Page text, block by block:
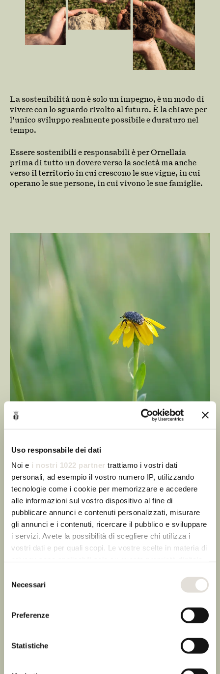
Uso responsabile dei dati
Noi e i nostri 1022 partner trattiamo i vostri dati
personali, ad esempio il vostro numero IP, utilizzando
tecnologie come i cookie per memorizzare e accedere
alle informazioni sul vostro dispositivo al fine di
pubblicare annunci e contenuti personalizzati, misurare
gli annunci e i contenuti, ricercare il pubblico e sviluppare
i servizi. Avete la possibilità di scegliere chi utilizza i
vostri dati e per quali scopi. Le vostre scelte in materia di
modificare o revocare il proprio consenso in qualsiasi
momento dalla Dichiarazione sui cookie o facendo clic
raccogliere informazioni sulla tua posizione
geografica, con un'approssimazione di qualche
delNecessari
Preferenze
Statistiche
La sostenibilità non è solo un impegno, è un modo di
vivere con lo sguardo rivolto al futuro. È la chiave per
l’unico sviluppo realmente possibile e duraturo nel
tempo.
Essere sostenibili e responsabili è per Ornellaia
prima di tutto un dovere verso la società ma anche
verso il territorio in cui crescono le sue vigne, in cui
operano le sue persone, in cui vivono le sue famiglie.
DESIDERIO DI FARE BENE E STARE IN
EQUILIBRIO
intrapreso un percorso volto all’ottenimento del
conforme ai sensi dello standard SODP Equalitas,
ottenuto per la prima volta nel 2021.